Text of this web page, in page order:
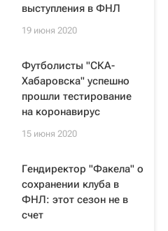
выступления в ФНЛ
19 июня 2020
Футболисты "СКА-
Хабаровска" успешно
прошли тестирование
на коронавирус
15 июня 2020
Гендиректор "Факела" о
сохранении клуба в
ФНЛ: этот сезон не в
счет